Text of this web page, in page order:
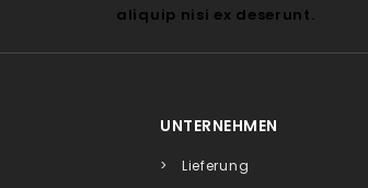
aliquip nisi ex deserunt.
UNTERNEHMEN
Lieferung